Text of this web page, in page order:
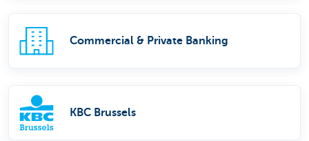
Commercial & Private Banking
KBC Brussels